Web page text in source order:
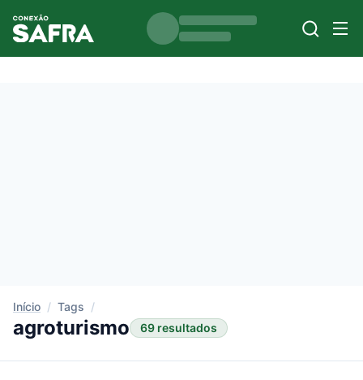
Início / Tags /
agroturismo 69 resultados